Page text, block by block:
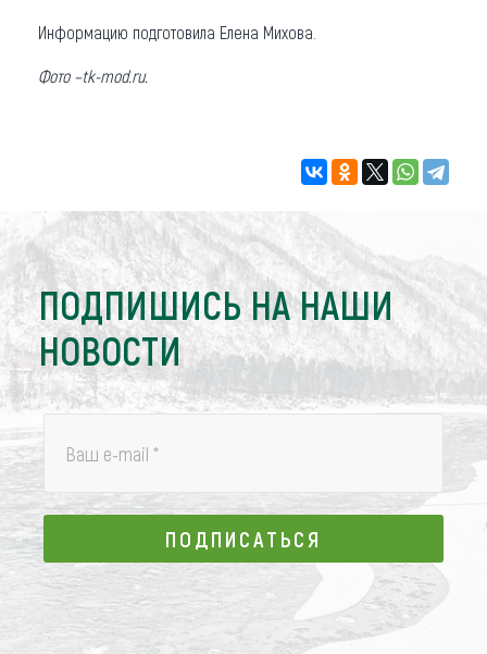
Информацию подготовила Елена Михова.
Фото –tk-mod.ru.
ПОДПИШИСЬ НА НАШИ
НОВОСТИ
Ваш e-mail *
ПОДПИСАТЬСЯ
ПОДПИСАТЬСЯ